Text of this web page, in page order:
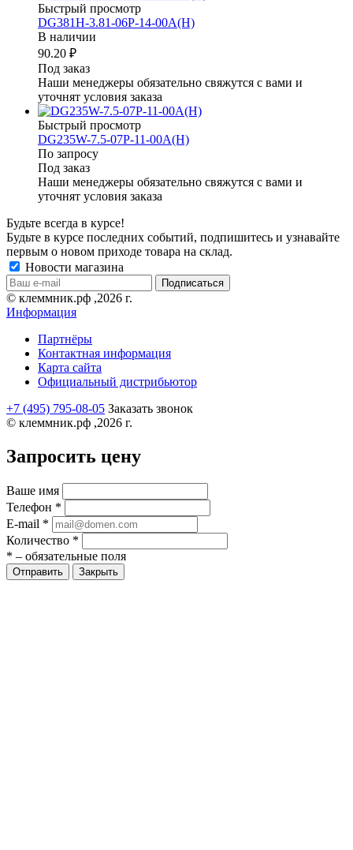
Быстрый просмотр
DG381H-3.81-06P-14-00A(H)
В наличии
90.20 ₽
Под заказ
Наши менеджеры обязательно свяжутся с вами и
уточнят условия заказа
Быстрый просмотр
DG235W-7.5-07P-11-00A(H)
По запросу
Под заказ
Наши менеджеры обязательно свяжутся с вами и
уточнят условия заказа
Будьте всегда в курсе!
Будьте в курсе последних событий, подпишитесь и узнавайте
первым о новом приходе товара на склад.
Новости магазина
© клеммник.рф ,2026 г.
Информация
Партнёры
Контактная информация
Карта сайта
Официальный дистрибьютор
+7 (495) 795-08-05 Заказать звонок
© клеммник.рф ,2026 г.
Запросить цену
Ваше имя
Телефон *
E-mail *
Количество *
* – обязательные поля
Закрыть